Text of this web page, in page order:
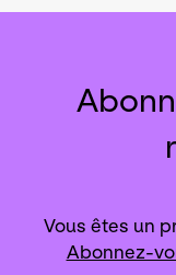
Vous êtes un
Abonnez-